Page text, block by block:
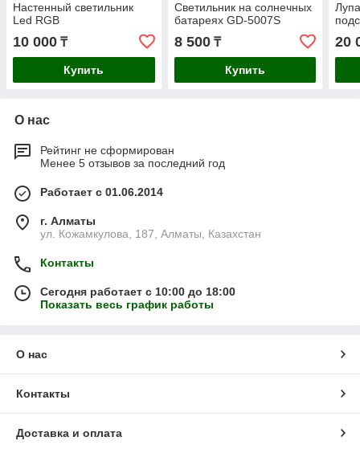
Настенный светильник
Led RGB
10 000 ₸
Купить
Светильник на солнечных
батареях GD-5007S
8 500₸
Купить
20
О нас
Рейтинг не сформирован
Менее 5 отзывов за последний год
Работает с 01.06.2014
г. Алматы
ул. Кожамкулова, 187, Алматы, Казахстан
Контакты
Сегодня работает с 10:00 до 18:00
Показать весь график работы
О нас
Контакты
Доставка и оплата